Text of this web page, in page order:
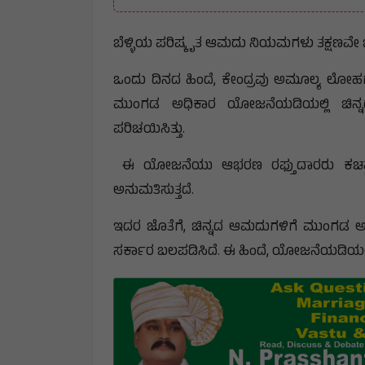
ಬೆಳ್ಳಿಯ ಪರಿಷ್ಕೃತ ಆಮದು ನಿಯಮಗಳು ತಕ್ಷಣವೇ
ಒಂದು ದಿನದ ಹಿಂದೆ, ಕೇಂದ್ರವು ಅಮೂಲ್ಯ
ಮುಂಗಡ ಅಧಿಕಾರ ಯೋಜನೆಯಡಿಯಲ್ಲಿ
ಪರಿಚಯಿಸಿತ್ತು.
ಈ ಯೋಜನೆಯು ಆಭರಣ ರಫ್ತುದಾರರು
ಅನುಮತಿಸುತ್ತದೆ.
ಇದರ ಜೊತೆಗೆ, ಚಿನ್ನದ ಆಮದುಗಳಿಗೆ ಮುಂಗಡ
ಸರ್ಕಾರ ಬಲಪಡಿಸಿದೆ. ಈ ಹಿಂದೆ, ಯೋಜನೆಯಡಿಯಲ್ಲಿ